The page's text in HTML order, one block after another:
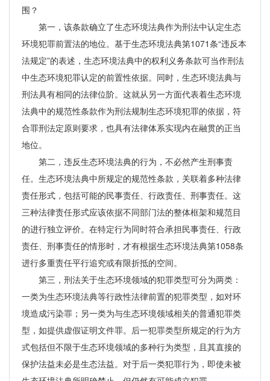
围？
第一，该条款确立了生态环境法典作为刑法中认定生态
环境犯罪前置法的地位。基于生态环境法典第1071条“违反本
法规定”的表述，生态环境法典中的权利义务条款可当作刑法
中生态环境犯罪认定的前置性依据。同时，生态环境法典与
刑法具有相同的法律位阶。这就从另一方面代表着生态环境
法典中的规范性条款作为刑法规制生态环境犯罪的依据，符
合罪刑法定原则要求，也具有法律体系实现内在融贯的正当
地位。
第二，违反生态环境法典的行为，不必然产生刑事责
任。生态环境法典中所规定的规范性条款，关联着多种法律
责任形式，包括可能的民事责任、行政责任、刑事责任。这
三种法律责任形式应该依据不同部门法的整体框架和规范目
的进行独立评价。在特定行为同时符合承担民事责任、行政
责任、刑事责任的情形时，才有根据生态环境法典第1058条
进行多重责任平行追究或有限折抵的空间。
第三，刑法关于生态环境领域的犯罪类型可分为两类：
一类为生态环境法典等行政性法律前置的犯罪类型，如对环
境造成污染罪；另一类为与生态环境领域相关的普通犯罪类
型，如提供虚假证明文件罪。后一犯罪类型所规定的行为方
式包括但不限于生态环境领域的多种行为类型，且其直接的
保护法益未必是生态法益。对于后一类犯罪行为，即使未被